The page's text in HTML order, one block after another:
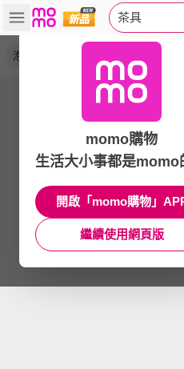
茶具
泡茶組
momo購物
生活大小事都是momo
開啟「momo購物」
繼續使用網頁版